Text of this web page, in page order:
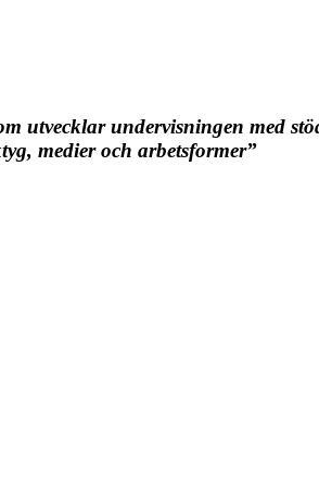
utvecklar undervisningen med
medier och arbetsformer”